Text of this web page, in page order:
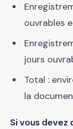
ouvrables
jours
Total :
la
Si vous